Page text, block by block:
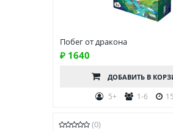
Побег от дракона
₽ 1640
ДОБАВИТЬ В
5+ 1-6
(0)